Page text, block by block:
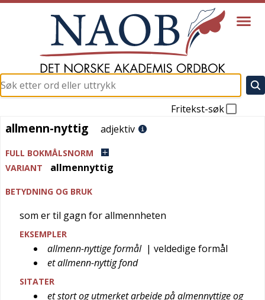
Fritekst-søk
allmenn-nyttig
allmenn-nyttig adjektiv
FULL BOKMÅLSNORM
VARIANT
allmennyttig
BETYDNING OG BRUK
som er til gagn for allmennheten
EKSEMPLER
allmenn-nyttige formål | veldedige formål
et allmenn-nyttig fond
SITATER
et stort og utmerket arbeide på almennyttige og